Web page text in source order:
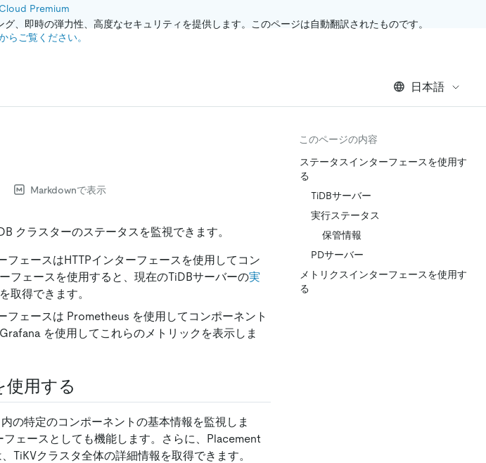
Premium
、即時の弾力性、高度なセキュリティを提供します。このページは自動翻訳されたものです。
らご覧ください。
日本語
Markdownで表示
クラスターのステータスを監視できます。
フェースはHTTPインターフェースを使用してコン
フェースを使用すると、現在のTiDBサーバーの実
を取得できます。
フェースは Prometheus を使用してコンポーネント
を使用してこれらのメトリックを表示しま
使用する
の特定のコンポーネントの基本情報を監視しま
ェースとしても機能します。さらに、Placement
TiKVクラスタ全体の詳細情報を取得できます。
このページの内容
ステータスインターフェースを使用す
る
TiDBサーバー
実行ステータス
保管情報
PDサーバー
メトリクスインターフェースを使用す
る